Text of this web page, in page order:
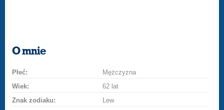
O mnie
Płeć:
Mężczyzna
Wiek:
62 lat
Znak zodiaku:
Lew